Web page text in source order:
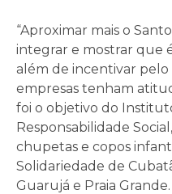
“Aproximar mais o
integrar e mostrar que
além de incentivar
empresas tenham
foi o objetivo do
Responsabilidade
chupetas e copos
Solidariedade de
Guarujá e Praia